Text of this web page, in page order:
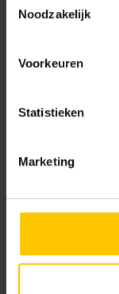
Noodzakelijk
Voorkeuren
Statistieken
MarketingNatural
Brochures